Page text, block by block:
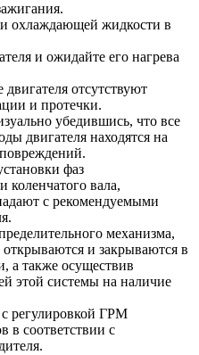
и охлаждающей жидкости в
и ожидайте его нагрева
отсутствуют
и протечки.
убедившись, что все
двигателя находятся на
фаз
коленчатого вала,
с рекомендуемыми
механизма,
и закрываются в
а также осуществив
этой системы на наличие
регулировкой ГРМ
в соответствии с